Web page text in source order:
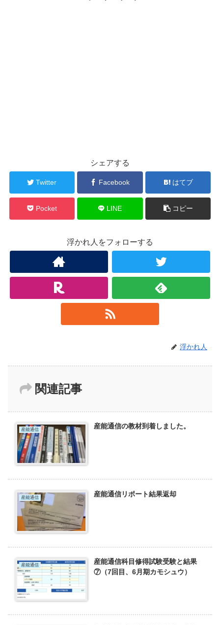
シェアする
Twitter Facebook はてブ
Pocket LINE コピー
浮かれ人をフォローする
浮かれ人
関連記事
産能通信 産能通信の教材到着しました。
産能通信 産能通信リポート結果返却
産能通信
産能通信科目修得試験受験と結果
⑦（7回目、6月期カモシュウ）